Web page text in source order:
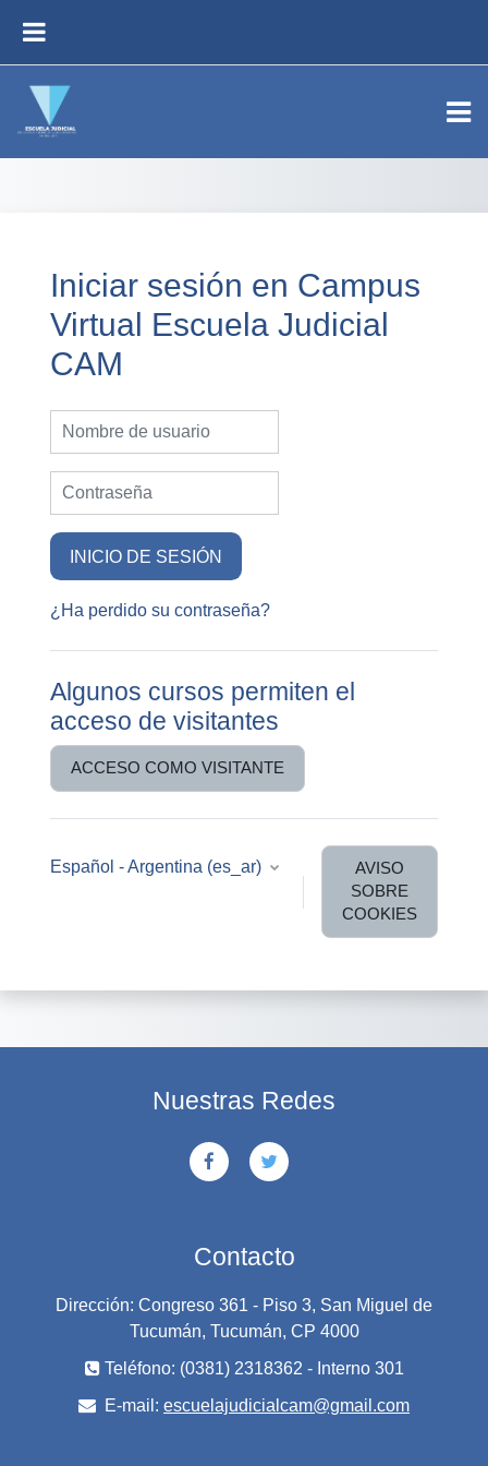
Iniciar sesión en Campus
Virtual Escuela Judicial
CAM
Nombre de usuario
Contraseña
INICIO DE SESIÓN
¿Ha perdido su contraseña?
Algunos cursos permiten el
acceso de visitantes
ACCESO COMO VISITANTE
Español - Argentina ‎(es_ar)‎
AVISO
SOBRE
COOKIES
Nuestras Redes
Contacto
Dirección: Congreso 361 - Piso 3, San Miguel de
Tucumán, Tucumán, CP 4000
Teléfono: (0381) 2318362 - Interno 301
E-mail: escuelajudicialcam@gmail.com